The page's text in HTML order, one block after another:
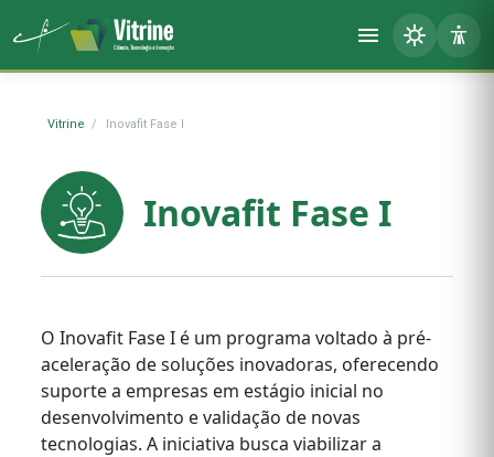
Vitrine Inovafit Fase I
Inovafit Fase I
O Inovafit Fase I é um programa voltado à pré-
aceleração de soluções inovadoras, oferecendo
suporte a empresas em estágio inicial no
desenvolvimento e validação de novas
tecnologias. A iniciativa busca viabilizar a